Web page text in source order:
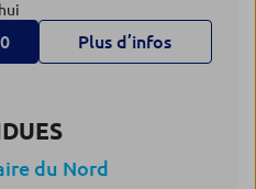
Plus d’infos
du Nord